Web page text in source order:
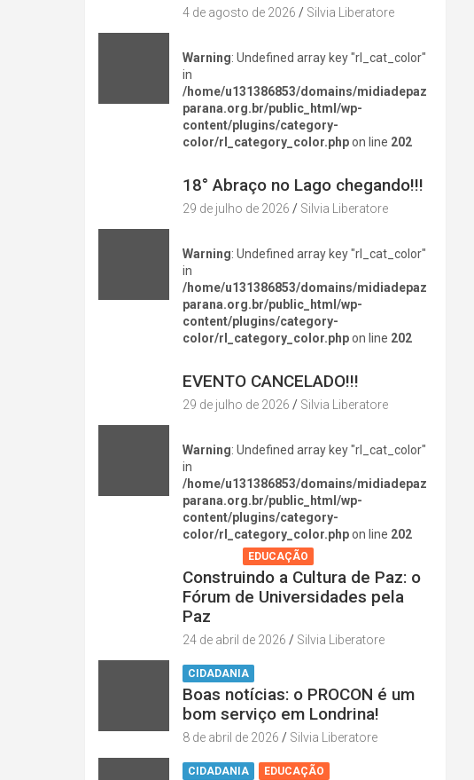
4 de agosto de 2026 Silvia Liberatore
Warning: Undefined array key "rl_cat_color"
in
/home/u131386853/domains/midiadepaz
parana.org.br/public_html/wp-
content/plugins/category-
color/rl_category_color.phpon line 202
18° Abraço no Lago chegando!!!
29 de julho de 2026 Silvia Liberatore
Warning: Undefined array key "rl_cat_color"
in
/home/u131386853/domains/midiadepaz
parana.org.br/public_html/wp-
content/plugins/category-
color/rl_category_color.phpon line 202
EVENTO CANCELADO!!!
29 de julho de 2026 Silvia Liberatore
Warning: Undefined array key "rl_cat_color"
in
/home/u131386853/domains/midiadepaz
parana.org.br/public_html/wp-
content/plugins/category-
color/rl_category_color.phpon line 202
EDUCAÇÃO
Construindo a Cultura de Paz: o
Fórum de Universidades pela
Paz
24 de abril de 2026 Silvia Liberatore
CIDADANIA
Boas notícias: o PROCON é um
bom serviço em Londrina!
8 de abril de 2026 Silvia Liberatore
CIDADANIA EDUCAÇÃO